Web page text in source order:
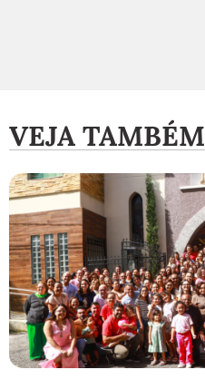
VEJA TAMBÉM